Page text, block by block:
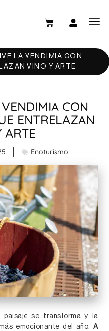
LA VENDIMIA CON
VINO Y ARTE
CON
ENTRELAZAN
ARTE
Enoturismo
se transforma y la
emocionante del año.A